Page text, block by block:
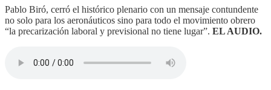
Pablo Biró, cerró el histórico plenario con un mensaje contundente
no solo para los aeronáuticos sino para todo el movimiento obrero
“la precarización laboral y previsional no tiene lugar”. EL AUDIO.